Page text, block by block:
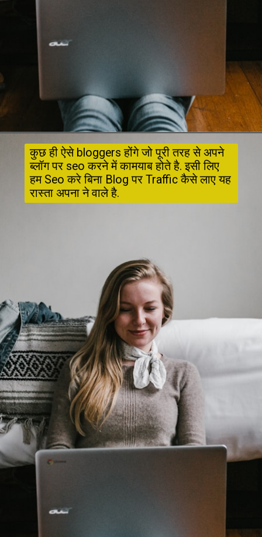
कुछ ही ऐसे bloggers होंगे जो पूरी तरह से अपने
ब्लॉग पर seo करने में कामयाब होते है. इसी लिए
हम Seo करे बिना Blog पर Traffic कैसे लाए यह
रास्ता अपना ने वाले है.